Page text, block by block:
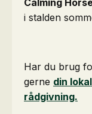
i stalden
Har du brug
gerne din
rådgivning.